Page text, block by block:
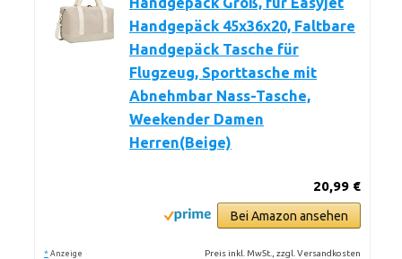
Handgepäck 45x36x20, Faltbare
Handgepäck Tasche für
Flugzeug, Sporttasche mit
Abnehmbar Nass-Tasche,
Weekender Damen
Herren(Beige)
20,99 €
Bei Amazon ansehen
* Anzeige Preis inkl. MwSt., zzgl. Versandkosten